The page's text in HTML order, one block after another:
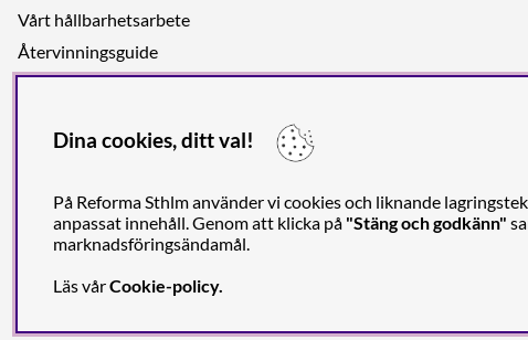
Vårt hållbarhetsarbete
Återvinningsguide
Integritetspolicy
Dina cookies, ditt val!
På Reforma Sthlm använder vi cookies och liknande
anpassat innehåll. Genom att klicka på "Stäng och godkänn"
marknadsföringsändamål.
Läs vårCookie-policy.